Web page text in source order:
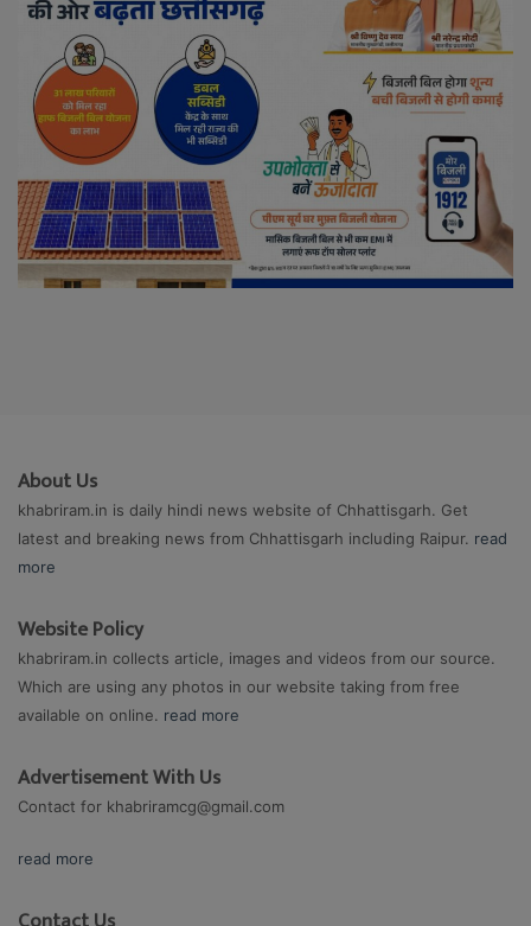
About Us
khabriram.in is daily hindi news website of Chhattisgarh. Get
latest and breaking news from Chhattisgarh including Raipur. read
more
Website Policy
khabriram.in collects article, images and videos from our source.
Which are using any photos in our website taking from free
available on online. read more
Advertisement With Us
Contact for khabriramcg@gmail.com
read more